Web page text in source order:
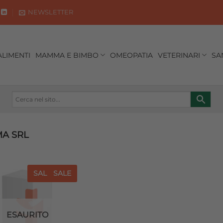
NEWSLETTER
MAMMA E BIMBO OMEOPATIA VETERINARI
SRL
SALE SALE
desideri
ESAURITO